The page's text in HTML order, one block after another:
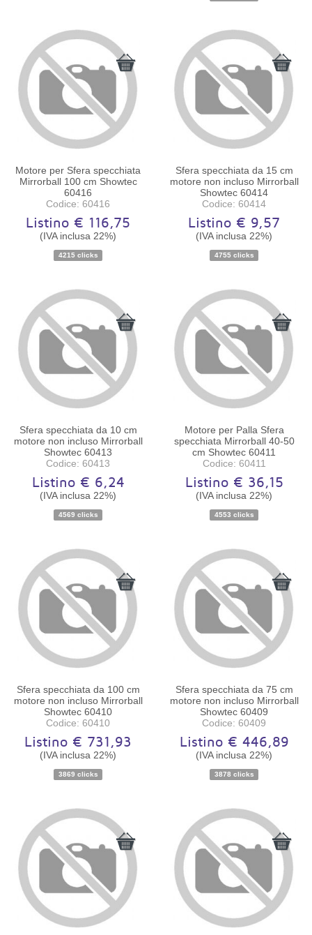
Disponibilità:Ordinabile
Motore per Sfera specchiata
Mirrorball 100 cm Showtec
60416
Codice: 60416
Listino € 116,75
(IVA inclusa 22%)
4215 clicks
Disponibilità:Ordinabile
Sfera specchiata da 15 cm
motore non incluso Mirrorball
Showtec 60414
Codice: 60414
Listino € 9,57
(IVA inclusa 22%)
4755 clicks
Disponibilità:Ordinabile
Sfera specchiata da 10 cm
motore non incluso Mirrorball
Showtec 60413
Codice: 60413
Listino € 6,24
(IVA inclusa 22%)
4569 clicks
Disponibilità:Ordinabile
Motore per Palla Sfera
specchiata Mirrorball 40-50
cm Showtec 60411
Codice: 60411
Listino € 36,15
(IVA inclusa 22%)
4553 clicks
Disponibilità:Ordinabile
Sfera specchiata da 100 cm
motore non incluso Mirrorball
Showtec 60410
Codice: 60410
Listino € 731,93
(IVA inclusa 22%)
3869 clicks
Disponibilità:Ordinabile
Sfera specchiata da 75 cm
motore non incluso Mirrorball
Showtec 60409
Codice: 60409
Listino € 446,89
(IVA inclusa 22%)
3878 clicks